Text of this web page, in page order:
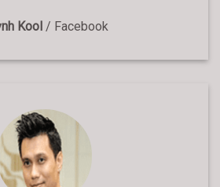
Kool / Facebook